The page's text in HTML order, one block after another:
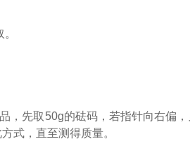
，先取50g的砝码，若指针向右偏
式，直至测得质量。